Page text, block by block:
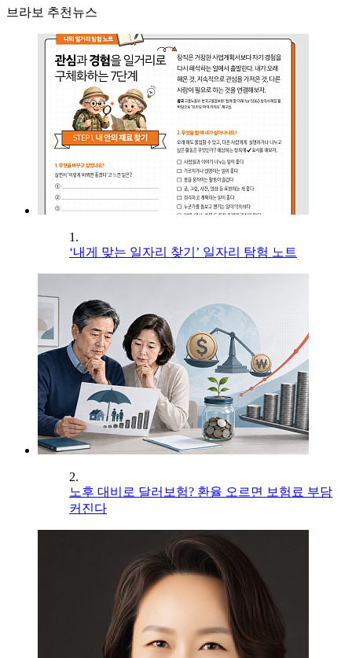
브라보 추천뉴스
1.
‘내게 맞는 일자리 찾기’ 일자리 탐험 노트
2.
노후 대비로 달러보험? 환율 오르면 보험료 부담
커진다